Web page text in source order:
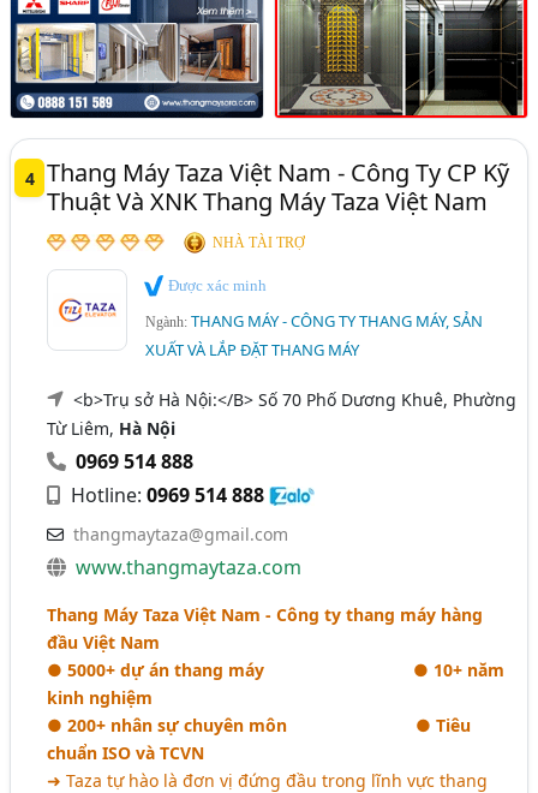
4 Thang Máy Taza Việt Nam - Công Ty CP Kỹ
Thuật Và XNK Thang Máy Taza Việt Nam
NHÀ TÀI TRỢ
Được xác minh
Ngành:THANG MÁY - CÔNG TY THANG MÁY, SẢN
XUẤT VÀ LẮP ĐẶT THANG MÁY
<b>Trụ sở Hà Nội:</B> Số 70 Phố Dương Khuê, Phường
Từ Liêm, Hà Nội
0969 514 888
Hotline:0969 514 888
thangmaytaza@gmail.com
www.thangmaytaza.com
Thang Máy Taza Việt Nam - Công ty thang máy hàng
đầu Việt Nam
● 5000+ dự án thang máy
● 10+ năm
kinh nghiệm
● 200+ nhân sự chuyên môn
● Tiêu
chuẩn ISO và TCVN
➜ Taza tự hào là đơn vị đứng đầu trong lĩnh vực thang